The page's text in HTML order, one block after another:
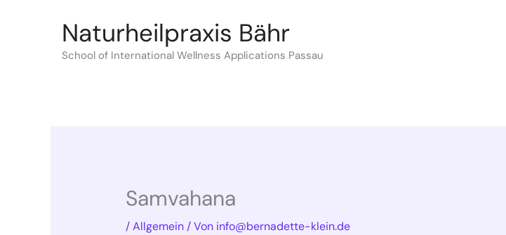
Naturheilpraxis Bähr
School of International Wellness Applications Passau
Samvahana
/Allgemein/ Von info@bernadette-klein.de